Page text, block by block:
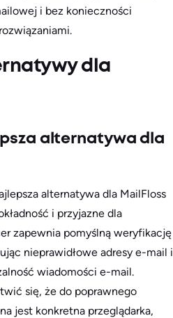
i bez konieczności
dla
alternatywa dla
alternatywa dla MailFloss
i przyjazne dla
zapewnia pomyślną weryfikację
nieprawidłowe adresy e-mail i
wiadomości e-mail.
się, że do poprawnego
jest konkretna przeglądarka,